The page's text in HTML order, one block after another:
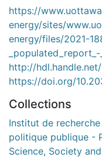
https://
energy/sites/
energy/files/2021-
http://
https://doi.org/
Collections
Institut de
politique publique -
Science, Society